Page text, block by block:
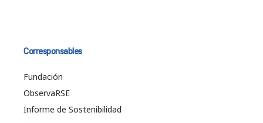
Corresponsables
Fundación
ObservaRSE
Informe de Sostenibilidad